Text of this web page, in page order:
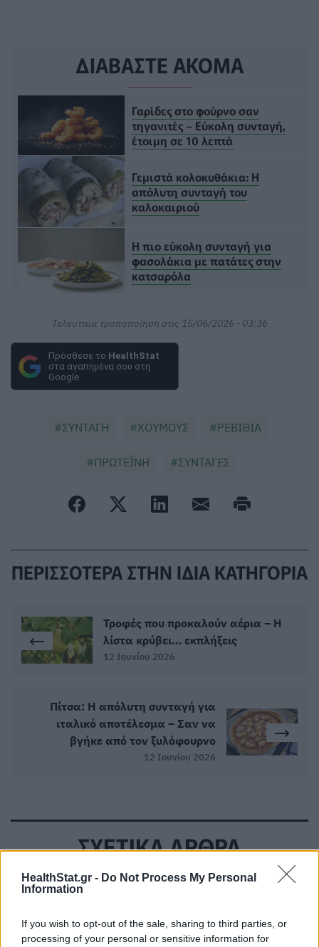
HealthStat.gr - Do Not Process My Personal
Information
If you wish to opt-out of the sale, sharing to third parties, or
processing of your personal or sensitive information for
ΔΙΑΒΑΣΤΕ ΑΚΟΜΑ
Γαρίδες στο φούρνο σαν
τηγανιτές – Εύκολη συνταγή,
έτοιμη σε 10 λεπτά
Γεμιστά κολοκυθάκια: Η
απόλυτη συνταγή του
καλοκαιριού
Η πιο εύκολη συνταγή για
φασολάκια με πατάτες στην
κατσαρόλα
Τελευταία τροποποίηση στις 15/06/2026 - 03:36
Πρόσθεσε το HealthStat
στα αγαπημένα σου στη
Google
ΣΥΝΤΑΓΗ ΧΟΥΜΟΥΣ ΡΕΒΙΘΙΑ
ΠΡΩΤΕΪΝΗ ΣΥΝΤΑΓΕΣ
ΠΕΡΙΣΣΟΤΕΡΑ ΣΤΗΝ ΙΔΙΑ ΚΑΤΗΓΟΡΙΑ
Τροφές που προκαλούν αέρια – Η
λίστα κρύβει… εκπλήξεις
12 Ιουνίου 2026
Πίτσα: Η απόλυτη συνταγή για
ιταλικό αποτέλεσμα – Σαν να
βγήκε από τον ξυλόφουρνο
12 Ιουνίου 2026
ΣΧΕΤΙΚΑ ΑΡΘΡΑ